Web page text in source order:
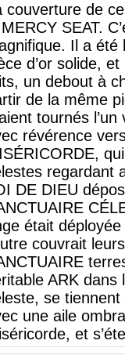
couverture de
MERCY SEAT.
Il a été
d’or solide,
un debout à
de la même
tournés l’un
révérence
regardant
DE DIEU
était
couvrait
ARK dans
se
une aile
et